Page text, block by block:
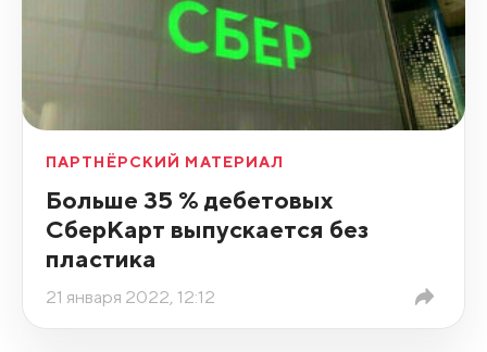
ПАРТНЁРСКИЙ МАТЕРИАЛ
Больше 35 % дебетовых
СберКарт выпускается без
пластика
21 января 2022, 12:12